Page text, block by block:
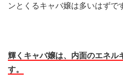
ンとくるキャバ嬢は多いはずで
輝くキャバ嬢は、内面のエネル
す。